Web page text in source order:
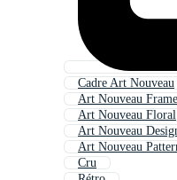
Cadre Art Nouveau
Art Nouveau Frame
Art Nouveau Floral
Art Nouveau
Art Nouveau
Cru